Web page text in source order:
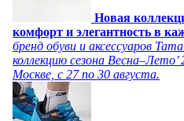
Новая
комфорт и элегантность в
бренд обуви и аксессуаров
коллекцию сезона
Москве, с 27 по 30 августа.